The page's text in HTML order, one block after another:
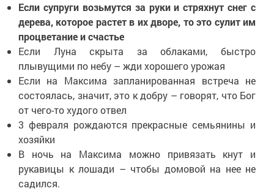
Если супруги возьмутся за руки и стряхнут снег с
дерева, которое растет в их дворе, то это сулит им
процветание и счастье
Если Луна скрыта за облаками, быстро
плывущими по небу – жди хорошего урожая
Если на Максима запланированная встреча не
состоялась, значит, это к добру – говорят, что Бог
от чего-то худого отвел
3 февраля рождаются прекрасные семьянины и
хозяйки
В ночь на Максима можно привязать кнут и
рукавицы к лошади – чтобы домовой на нее не
садился.